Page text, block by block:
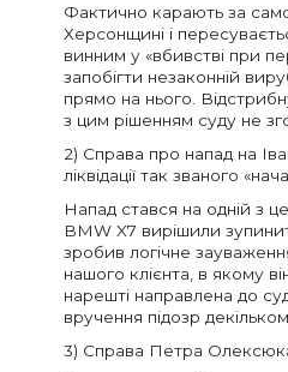
Фактично карають за
Херсонщині і
винним у «вбивстві при
запобігти незаконній
прямо на нього.
з цим рішенням суду не
2) Справа про напад на
ліквідації так званого
Напад стався на одній з
BMW X7 вирішили
зробив логічне
нашого клієнта, в якому
нарешті направлена до
вручення підозр
3) Справа Петра